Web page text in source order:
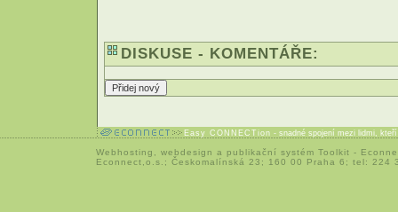
DISKUSE - KOMENTÁŘE:
Easy CONNECTion - snadné spojení mezi lidmi,
Webhosting webdesign a publikační systém Toolkit -
Econnect,o.s.; Českomalínská 23; 160 00 Praha 6; tel: 224